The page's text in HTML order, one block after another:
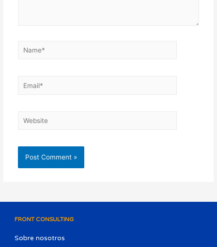
FRONT CONSULTING
Sobre nosotros